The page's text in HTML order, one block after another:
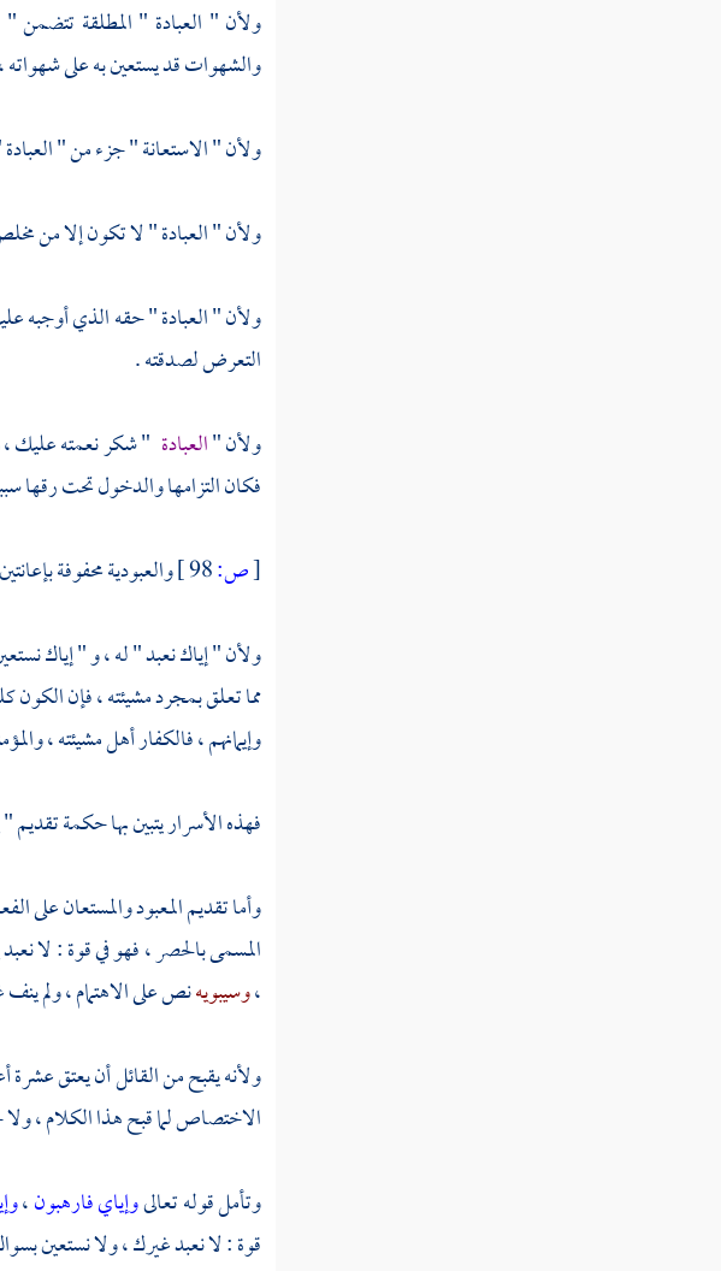
ولأن " العبادة " المطلقة
والشهوات قد يستعين به على
ولأن " الاستعانة " جزء من "
ولأن " العبادة " لا تكون إلا من
ولأن " العبادة " حقه الذي أوجبه
التعرض لصدقته .
ولأن "العبادة " شكر نعمته عليك ،
فكان التزامها والدخول تحت رقها
[ص:
والعبودية محفوفة
ولأن " إياك نعبد " له ، و " إياك
مما تعلق بمجرد مشيئته ، فإن الكون
وإيمانهم ، فالكفار أهل مشيئته ،
فهذه الأسرار يتبين بها حكمة
وأما تقديم المعبود والمستعان على
المسمى بالحصر ، فهو في قوة : لا
،وسيبويهنص على الاهتمام ، ولم
ولأنه يقبح من القائل أن يعتق
الاختصاص لما قبح هذا الكلام ،
وتأمل قوله تعالىوإياي فارهبون،
قوة : لا نعبد غيرك ، ولا نستعين